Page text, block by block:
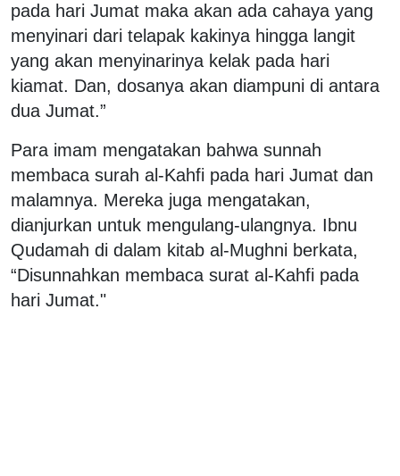
pada hari Jumat maka akan ada cahaya yang
menyinari dari telapak kakinya hingga langit
yang akan menyinarinya kelak pada hari
kiamat. Dan, dosanya akan diampuni di antara
dua Jumat.”
Para imam mengatakan bahwa sunnah
membaca surah al-Kahfi pada hari Jumat dan
malamnya. Mereka juga mengatakan,
dianjurkan untuk mengulang-ulangnya. Ibnu
Qudamah di dalam kitab al-Mughni berkata,
“Disunnahkan membaca surat al-Kahfi pada
hari Jumat."